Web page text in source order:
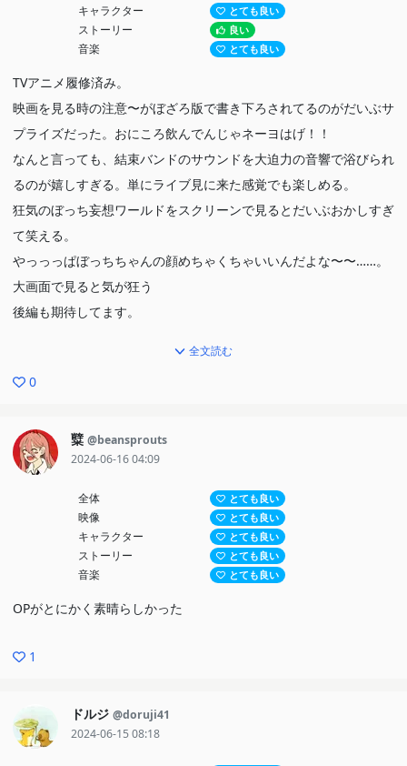
キャラクター とても良い
ストーリー 良い
音楽 とても良い
TVアニメ履修済み。
映画を見る時の注意〜がぼざろ版で書き下ろされてるのがだいぶサ
プライズだった。おにころ飲んでんじゃネーヨはげ！！
なんと言っても、結束バンドのサウンドを大迫力の音響で浴びられ
るのが嬉しすぎる。単にライブ見に来た感覚でも楽しめる。
狂気のぼっち妄想ワールドをスクリーンで見るとだいぶおかしすぎ
て笑える。
やっっっぱぼっちちゃんの顔めちゃくちゃいいんだよな〜〜……。
大画面で見ると気が狂う
後編も期待してます。
劇場で「なにが悪い」聴きたい……聴きたくない？
全文読む
0
糱 @beansprouts
2024-06-16 04:09
全体 とても良い
映像 とても良い
キャラクター とても良い
ストーリー とても良い
音楽 とても良い
OPがとにかく素晴らしかった
1
ドルジ @doruji41
2024-06-15 08:18